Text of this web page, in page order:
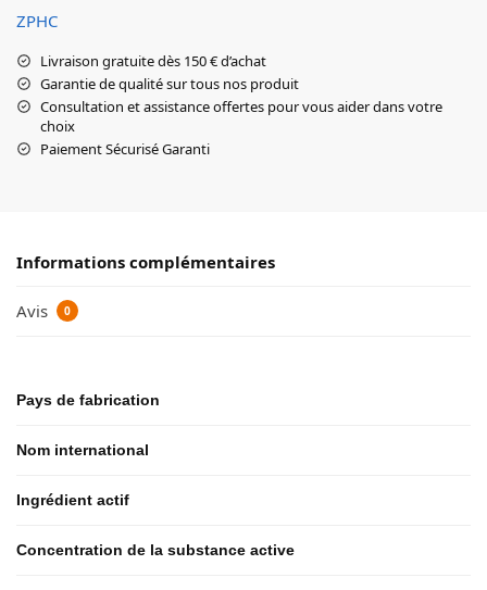
ZPHC
Livraison gratuite dès 150 € d’achat
Garantie de qualité sur tous nos produit
Consultation et assistance offertes pour vous aider dans votre
choix
Paiement Sécurisé Garanti
Informations complémentaires
Avis 0
Pays de fabrication
Nom international
Ingrédient actif
Concentration de la substance active